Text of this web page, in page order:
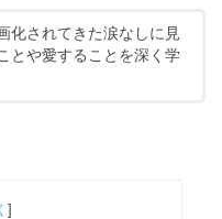
化されてきた涙なしに見
とや愛することを深く学
]